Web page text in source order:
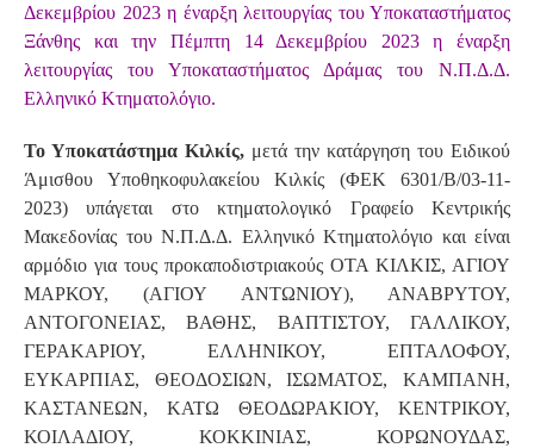
Δεκεμβρίου 2023 η έναρξη λειτουργίας του Υποκαταστήματος
Ξάνθης και την Πέμπτη 14 Δεκεμβρίου 2023 η έναρξη
λειτουργίας του Υποκαταστήματος Δράμας του Ν.Π.Δ.Δ.
Ελληνικό Κτηματολόγιο.
Το Υποκατάστημα Κιλκίς, μετά την κατάργηση του Ειδικού
Άμισθου Υποθηκοφυλακείου Κιλκίς (ΦΕΚ 6301/Β/03-11-
2023) υπάγεται στο κτηματολογικό Γραφείο Κεντρικής
Μακεδονίας του Ν.Π.Δ.Δ. Ελληνικό Κτηματολόγιο και είναι
αρμόδιο για τους προκαποδιστριακούς ΟΤΑ ΚΙΛΚΙΣ, ΑΓΙΟΥ
ΜΑΡΚΟΥ, (ΑΓΙΟΥ ΑΝΤΩΝΙΟΥ), ΑΝΑΒΡΥΤΟΥ,
ΑΝΤΟΓΟΝΕΙΑΣ, ΒΑΘΗΣ, ΒΑΠΤΙΣΤΟΥ, ΓΑΛΛΙΚΟΥ,
ΓΕΡΑΚΑΡΙΟΥ, ΕΛΛΗΝΙΚΟΥ, ΕΠΤΑΛΟΦΟΥ,
ΕΥΚΑΡΠΙΑΣ, ΘΕΟΔΟΣΙΩΝ, ΙΣΩΜΑΤΟΣ, ΚΑΜΠΑΝΗ,
ΚΑΣΤΑΝΕΩΝ, ΚΑΤΩ ΘΕΟΔΩΡΑΚΙΟΥ, ΚΕΝΤΡΙΚΟΥ,
ΚΟΙΛΑΔΙΟΥ, ΚΟΚΚΙΝΙΑΣ, ΚΟΡΩΝΟΥΔΑΣ,